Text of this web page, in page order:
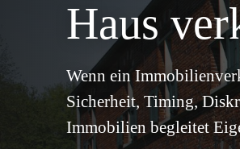
Haus
Wenn ein
Sicherheit, Timing,
Immobilien begleitet